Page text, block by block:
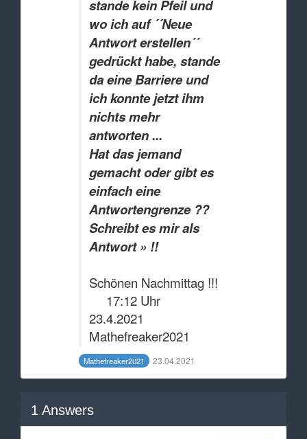
stande kein Pfeil und
wo ich auf ´´Neue
Antwort erstellen´´
gedrückt habe, stande
da eine Barriere und
ich konnte jetzt ihm
nichts mehr
antworten ...
Hat das jemand
gemacht oder gibt es
einfach eine
Antwortengrenze ??
Schreibt es mir als
Antwort» !!
Schönen Nachmittag !!!
17:12 Uhr
23.4.2021
Mathefreaker2021
Mathefreaker2021 23.04.2021
1 Answers